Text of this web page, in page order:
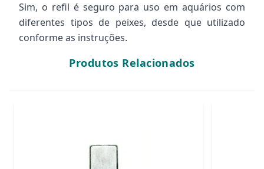
Sim, o refil é seguro para uso em aquários com
diferentes tipos de peixes, desde que utilizado
conforme as instruções.
Produtos Relacionados